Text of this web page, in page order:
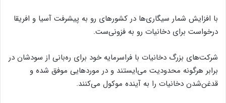
با افزایش شمار سیگاری‌ها در کشورهای رو به پیشرفت آسیا و افریقا
درخواست برای دخانیات رو به فزونی‌ست.
شرکت‌های بزرگ دخانیات با فراسرمایه خود برای ره‌بانی از سودشان در
برابر هرگونه محدودیت می‌ایستند و در موردهایی موفق شده و
قدغن‌شدن دخانیات را به آینده موکول می‌کنند.